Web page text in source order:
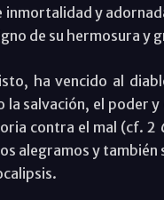
y
de su hermosura y
ha vencido al
salvación, el poder
contra el mal (cf. 2
alegramos y también